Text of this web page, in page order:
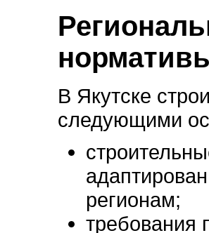
В Якутске
следующими
регионам;
требования